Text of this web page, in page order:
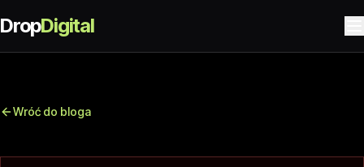
DropDigital
Wróć do bloga